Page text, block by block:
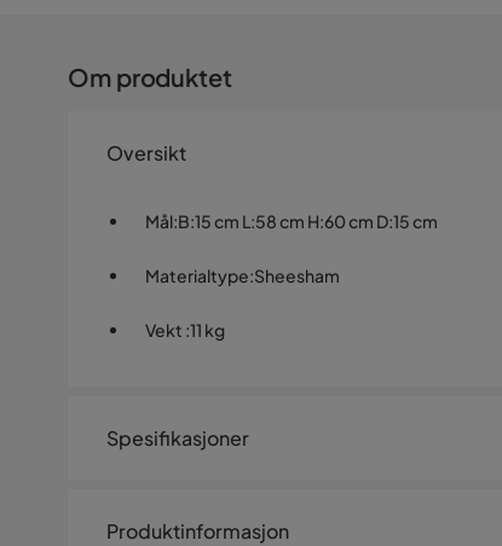
Om produktet
Oversikt
Mål:B:15 cm L:58 cm H:60 cm D:15 cm
Materialtype:Sheesham
Vekt :11 kg
Spesifikasjoner
Størrelse
Produktinformasjon